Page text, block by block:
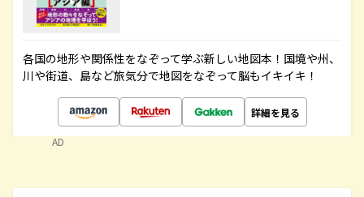
各国の地形や関係性をなぞって学ぶ新しい地図本！国境や州、
川や街道、島など旅気分で地図をなぞって脳もイキイキ！
詳細を見る
AD